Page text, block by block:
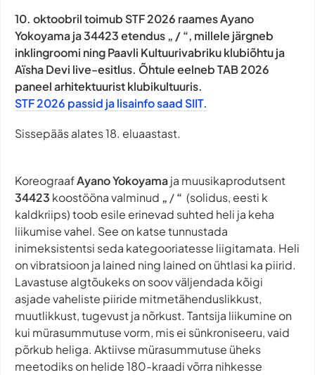
10. oktoobril toimub STF 2026 raames Ayano
Yokoyama ja 34423 etendus „ / “, millele järgneb
inklingroomi ning Paavli Kultuurivabriku klubiõhtu ja
Aïsha Devi live-esitlus. Õhtule eelneb TAB 2026
paneel arhitektuurist klubikultuuris.
STF 2026 passid ja lisainfo saad SIIT.
Sissepääs alates 18. eluaastast.
KoreograafAyano Yokoyamaja muusikaprodutsent
34423 koostööna valminud „ /“ (solidus, eesti k
kaldkriips) toob esile erinevad suhted heli ja keha
liikumise vahel. See on katse tunnustada
inimeksistentsi seda kategooriatesse liigitamata. Heli
on vibratsioon ja lained ning lained on ühtlasi ka piirid.
Lavastuse algtõukeks on soov väljendada kõigi
asjade vaheliste piiride mitmetähenduslikkust,
muutlikkust, tugevust ja nõrkust. Tantsija liikumine on
kui mürasummutuse vorm, mis ei sünkroniseeru, vaid
põrkub heliga. Aktiivse mürasummutuse üheks
meetodiks on helide 180-kraadi võrra nihkesse